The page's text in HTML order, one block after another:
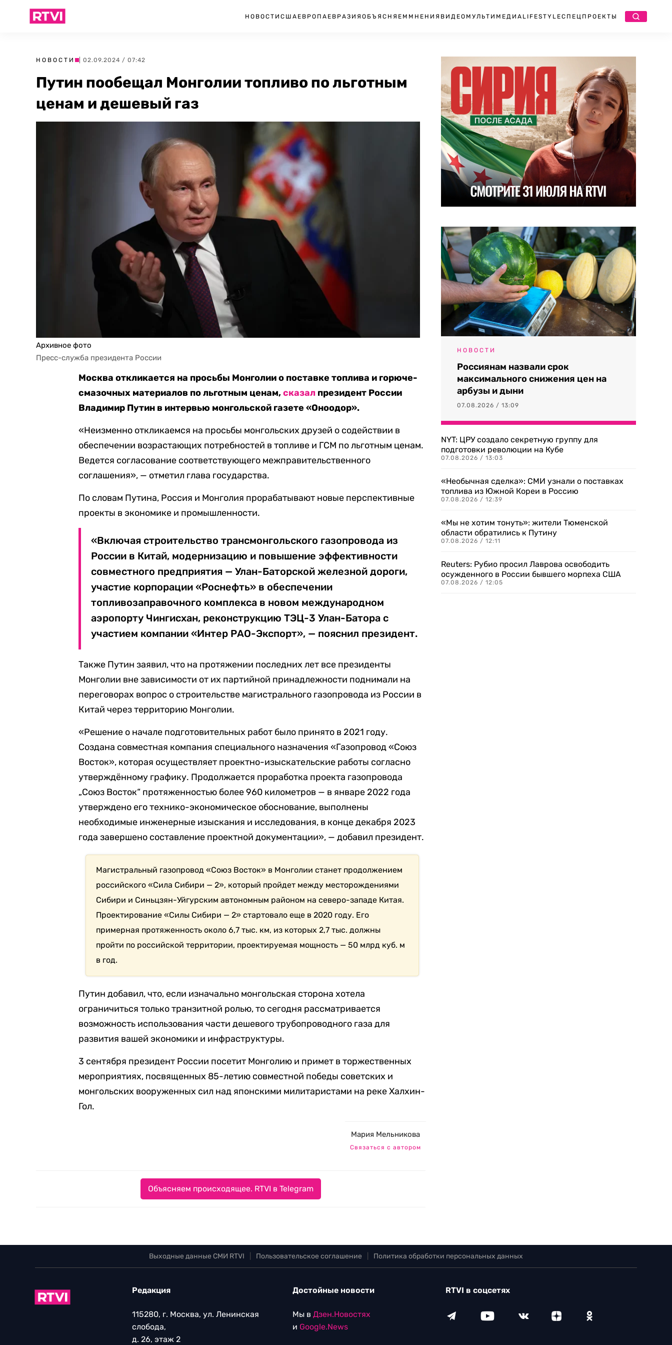
НОВОСТИ США ЕВРОПА ЕВРАЗИЯ ОБЪЯСНЯЕМ МНЕНИЯ ВИДЕО МУЛЬТИМЕДИА LIFESTYLEСПЕЦПРОЕКТЫ
НОВОСТИ | 02.09.2024 / 07:42
Путин пообещал Монголии топливо по льготным
ценам и дешевый газ
Архивное фото
Пресс-служба президента России
Москва откликается на просьбы Монголии о поставке топлива и горюче-
смазочных материалов по льготным ценам,сказал президент России
Владимир Путин в интервью монгольской газете «Оноодор».
«Неизменно откликаемся на просьбы монгольских друзей о содействии в
обеспечении возрастающих потребностей в топливе и ГСМ по льготным ценам.
Ведется согласование соответствующего межправительственного
соглашения», — отметил глава государства.
По словам Путина, Россия и Монголия прорабатывают новые перспективные
проекты в экономике и промышленности.
«Включая строительство трансмонгольского газопровода из
России в Китай, модернизацию и повышение эффективности
совместного предприятия — Улан-Баторской железной дороги,
участие корпорации «Роснефть» в обеспечении
топливозаправочного комплекса в новом международном
аэропорту Чингисхан, реконструкцию ТЭЦ-3 Улан-Батора с
участием компании «Интер РАО-Экспорт», — пояснил президент.
Также Путин заявил, что на протяжении последних лет все президенты
Монголии вне зависимости от их партийной принадлежности поднимали на
переговорах вопрос о строительстве магистрального газопровода из России в
Китай через территорию Монголии.
«Решение о начале подготовительных работ было принято в 2021 году.
Создана совместная компания специального назначения «Газопровод «Союз
Восток», которая осуществляет проектно-изыскательские работы согласно
утверждённому графику. Продолжается проработка проекта газопровода
„Союз Восток“ протяженностью более 960 километров — в январе 2022 года
утверждено его технико-экономическое обоснование, выполнены
необходимые инженерные изыскания и исследования, в конце декабря 2023
года завершено составление проектной документации», — добавил президент.
Магистральный газопровод «Союз Восток» в Монголии станет продолжением
российского «Сила Сибири — 2», который пройдет между месторождениями
Сибири и Синьцзян-Уйгурским автономным районом на северо-западе Китая.
Проектирование «Силы Сибири — 2» стартовало еще в 2020 году. Его
примерная протяженность около 6,7 тыс. км, из которых 2,7 тыс. должны
пройти по российской территории, проектируемая мощность — 50 млрд куб. м
в год.
Путин добавил, что, если изначально монгольская сторона хотела
ограничиться только транзитной ролью, то сегодня рассматривается
возможность использования части дешевого трубопроводного газа для
развития вашей экономики и инфраструктуры.
3 сентября президент России посетит Монголию и примет в торжественных
мероприятиях, посвященных 85-летию совместной победы советских и
монгольских вооруженных сил над японскими милитаристами на реке Халхин-
Гол.
Мария Мельникова
Связаться с автором
Объясняем происходящее. RTVI в Telegram
НОВОСТИ
Россиянам назвали срок
максимального снижения цен на
арбузы и дыни
07.08.2026 / 13:09
NYT: ЦРУ создало секретную группу для
подготовки революции на Кубе
07.08.2026 / 13:03
«Необычная сделка»: СМИ узнали о поставках
топлива из Южной Кореи в Россию
07.08.2026 / 12:39
«Мы не хотим тонуть»: жители Тюменской
области обратились к Путину
07.08.2026 / 12:11
Reuters: Рубио просил Лаврова освободить
осужденного в России бывшего морпеха США
07.08.2026 / 12:05
Выходные данные СМИ RTVI Пользовательское соглашение Политика обработки персональных данных
Редакция
115280, г. Москва, ул. Ленинская
слобода,
д. 26, этаж 2
Достойные новости
Мы в Дзен.Новостях
и Google.News
RTVI в соцсетях